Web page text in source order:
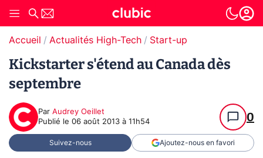
Accueil Actualités High-Tech Start-up
Kickstarter s'étend au Canada dès
septembre
Par Audrey Oeillet
Publié le 06 août 2013 à 11h54 0
Suivez-nous Ajoutez-nous en favori